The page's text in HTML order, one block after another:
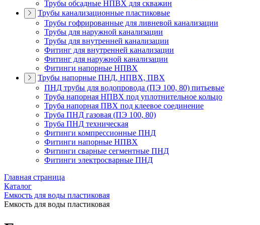
Трубы обсадные НПВХ для скважин
Трубы канализационные пластиковые
Трубы гофрированные для ливневой канализации
Трубы для наружной канализации
Трубы для внутренней канализации
Фитинг для внутренней канализации
Фитинг для наружной канализации
Фитинги напорные НПВХ
Трубы напорные ПНД, НПВХ, ПВХ
ПНД трубы для водопровода (ПЭ 100, 80) питьевые
Труба напорная НПВХ под уплотнительное кольцо
Труба напорная ПВХ под клеевое соединение
Труба ПНД газовая (ПЭ 100, 80)
Труба ПНД техническая
Фитинги компрессионные ПНД
Фитинги напорные НПВХ
Фитинги сварные сегментные ПНД
Фитинги электросварные ПНД
Главная страница
Каталог
Емкость для воды пластиковая
Емкость для воды пластиковая